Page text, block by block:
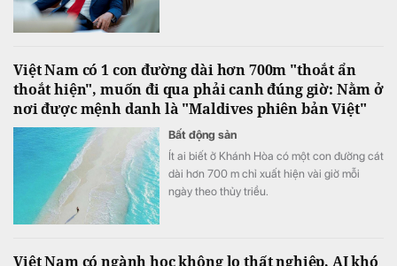
Việt Nam có 1 con đường dài hơn 700m "thoắt ẩn
thoắt hiện", muốn đi qua phải canh đúng giờ: Nằm ở
nơi được mệnh danh là "Maldives phiên bản Việt"
Bất động sản
Ít ai biết ở Khánh Hòa có một con đường cát
dài hơn 700 m chỉ xuất hiện vài giờ mỗi
ngày theo thủy triều.
Việt Nam có ngành học không lo thất nghiệp, AI khó